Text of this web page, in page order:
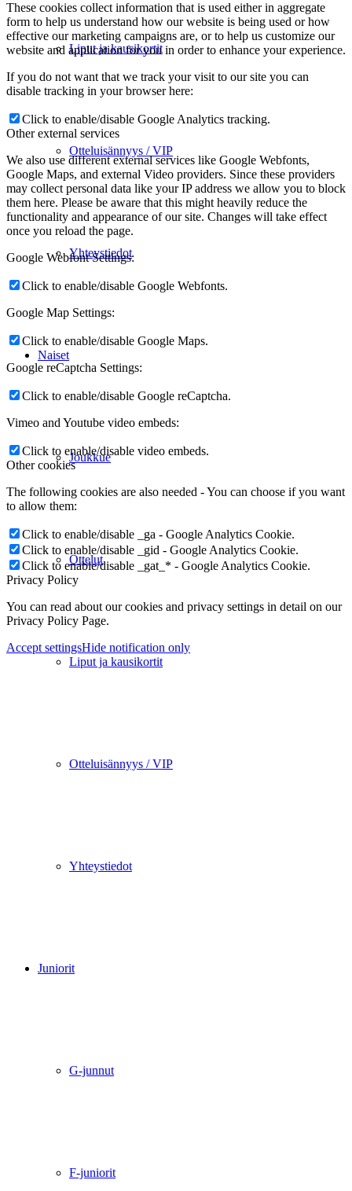
Liput ja kausikortit
Otteluisännyys / VIP
Yhteystiedot
Naiset
Joukkue
Ottelut
Liput ja kausikortit
Otteluisännyys / VIP
Yhteystiedot
Juniorit
G-junnut
F-juniorit
These cookies collect information that is used either in aggregate
form to help us understand how our website is being used or how
effective our marketing campaigns are, or to help us customize our
website and application for you in order to enhance your experience.
If you do not want that we track your visit to our site you can
disable tracking in your browser here:
Click to enable/disable Google Analytics tracking.
Other external services
We also use different external services like Google Webfonts,
Google Maps, and external Video providers. Since these providers
may collect personal data like your IP address we allow you to block
them here. Please be aware that this might heavily reduce the
functionality and appearance of our site. Changes will take effect
once you reload the page.
Google Webfont Settings:
Click to enable/disable Google Webfonts.
Google Map Settings:
Click to enable/disable Google Maps.
Google reCaptcha Settings:
Click to enable/disable Google reCaptcha.
Vimeo and Youtube video embeds:
Click to enable/disable video embeds.
Other cookies
The following cookies are also needed - You can choose if you want
to allow them:
Click to enable/disable _ga - Google Analytics Cookie.
Click to enable/disable _gid - Google Analytics Cookie.
Click to enable/disable _gat_* - Google Analytics Cookie.
Privacy Policy
You can read about our cookies and privacy settings in detail on our
Privacy Policy Page.
Accept settingsHide notification only